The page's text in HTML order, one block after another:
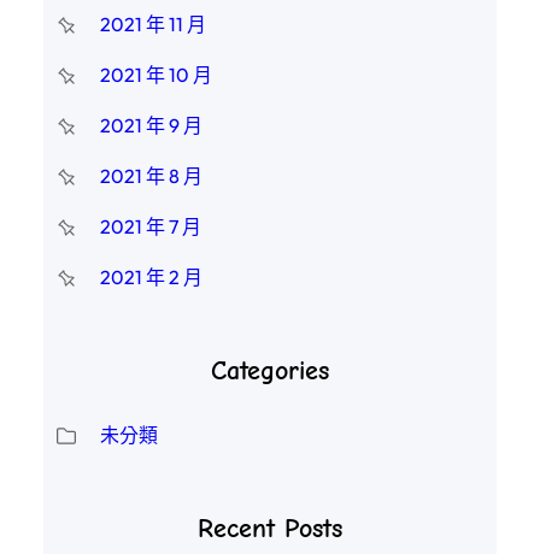
2021 年 11 月
2021 年 10 月
2021 年 9 月
2021 年 8 月
2021 年 7 月
2021 年 2 月
Categories
未分類
Recent Posts